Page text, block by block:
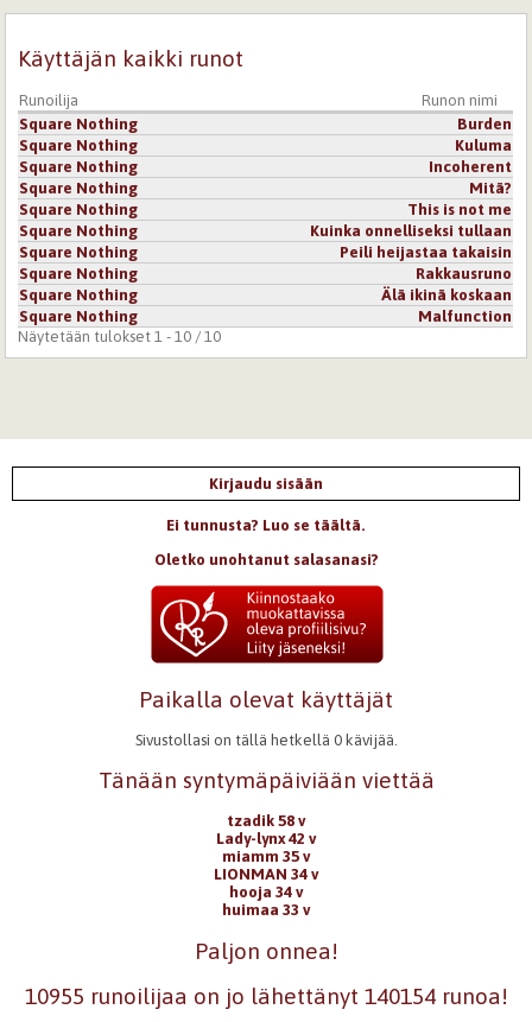
Käyttäjän kaikki runot
Runoilija
Runon nimi
Square Nothing
Burden
Square Nothing
Kuluma
Square Nothing
Incoherent
Square Nothing
Mitä?
Square Nothing
This is not me
Square Nothing
Kuinka onnelliseksi tullaan
Square Nothing
Peili heijastaa takaisin
Square Nothing
Rakkausruno
Square Nothing
Älä ikinä koskaan
Square Nothing
Malfunction
Näytetään tulokset 1 - 10 / 10
Kirjaudu sisään
Ei tunnusta? Luo se täältä.
Oletko unohtanut salasanasi?
Paikalla olevat käyttäjät
Sivustollasi on tällä hetkellä 0 kävijää.
Tänään syntymäpäiviään viettää
tzadik 58 v
Lady-lynx 42 v
miamm 35 v
LIONMAN 34 v
hooja 34 v
huimaa 33 v
Paljon onnea!
10955 runoilijaa on jo lähettänyt 140154 runoa!